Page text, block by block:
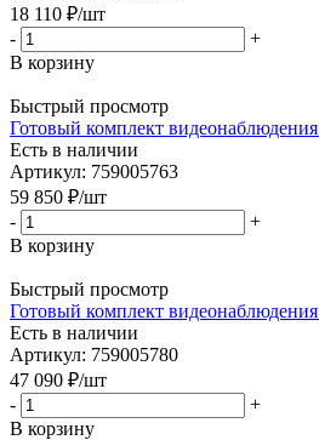
18 110 ₽/шт
-
+
В корзину
Быстрый просмотр
Готовый комплект
Есть в наличии
Артикул: 759005763
59 850 ₽/шт
-
+
В корзину
Быстрый просмотр
Готовый комплект
Есть в наличии
Артикул: 759005780
47 090 ₽/шт
-
+
В корзину